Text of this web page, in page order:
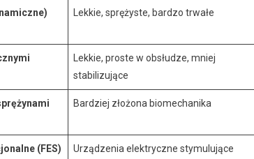
Lekkie, sprężyste, bardzo trwałe
Lekkie, proste w obsłudze, mniej
stabilizujące
Bardziej złożona biomechanika
(FES)
Urządzenia elektryczne stymulujące